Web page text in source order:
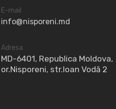
E-mail
info@nisporeni.md
Adresa
MD-6401, Republica Moldova,
or.Nisporeni, str.Ioan Vodă 2